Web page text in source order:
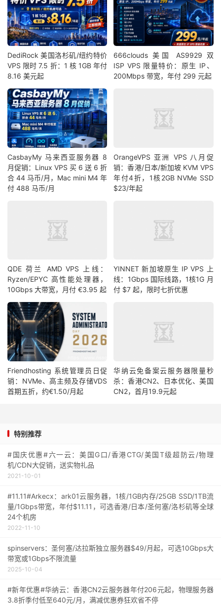
DediRock 美国洛杉矶/纽约特价
VPS 限时 7.5 折：1 核 1GB 年付
8.16 美元起
666clouds 美国 AS9929 双
ISP VPS 限量特价：原生 IP、
200Mbps 带宽，年付 299 元起
CasbayMy 马来西亚服务器 8
月促销：Linux VPS 买 6 送 6 折
合 44 马币/月，Mac mini M4 年
付 488 马币/月
OrangeVPS 亚洲 VPS 八月促
销：香港/日本/新加坡 KVM VPS
年付4折，1核2GB NVMe SSD
$23/年起
QDE 荷兰 AMD VPS 上线：
Ryzen/EPYC 高性能处理器，
10Gbps 大带宽，月付 €3.95 起
YINNET 新加坡原生 IP VPS 上
线：1Gbps 国际线路，1核1G 月
付 $7 起，限时七折优惠
Friendhosting 系统管理员日促
销：NVMe、高主频及存储VDS
首期五折，约€1.50/月起
华纳云免备案云服务器限量秒
杀：香港CN2、日本优化、美国
CN2，首月19.9元起
特别推荐
#国庆优惠#六一云：美国G口/香港CTG/美国T级超防云/物理
机/CDN大促销，送实物礼品
2021-10-01
#11.11#Arkecx：ark01云服务器，1核/1GB内存/25GB SSD/1TB流
量/1Gbps带宽，年付$11.11，可选香港/日本/圣何塞/洛杉矶等全球
24个机房
2022-11-10
spinservers：圣何塞/达拉斯独立服务器$49/月起，可选10Gbps大
带宽或1Gbps不限流量
2025-10-04
#新年优惠#华纳云：香港CN2云服务器年付206元起，物理服务器
3.8折季付低至640元/月，满减优惠券狂欢省不停